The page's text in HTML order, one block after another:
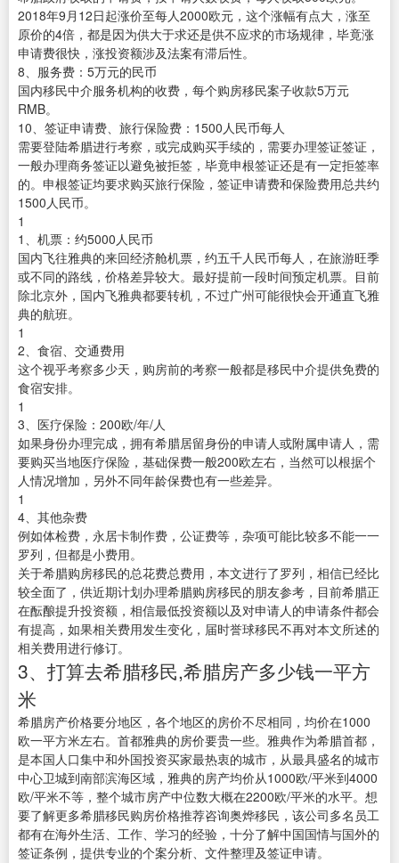
2018年9月12日起涨价至每人2000欧元，这个涨幅有点大，涨至
原价的4倍，都是因为供大于求还是供不应求的市场规律，毕竟涨
申请费很快，涨投资额涉及法案有滞后性。
8、服务费：5万元的民币
国内移民中介服务机构的收费，每个购房移民案子收款5万元
RMB。
10、签证申请费、旅行保险费：1500人民币每人
需要登陆希腊进行考察，或完成购买手续的，需要办理签证签证，
一般办理商务签证以避免被拒签，毕竟申根签证还是有一定拒签率
的。申根签证均要求购买旅行保险，签证申请费和保险费用总共约
1500人民币。
1
1、机票：约5000人民币
国内飞往雅典的来回经济舱机票，约五千人民币每人，在旅游旺季
或不同的路线，价格差异较大。最好提前一段时间预定机票。目前
除北京外，国内飞雅典都要转机，不过广州可能很快会开通直飞雅
典的航班。
1
2、食宿、交通费用
这个视乎考察多少天，购房前的考察一般都是移民中介提供免费的
食宿安排。
1
3、医疗保险：200欧/年/人
如果身份办理完成，拥有希腊居留身份的申请人或附属申请人，需
要购买当地医疗保险，基础保费一般200欧左右，当然可以根据个
人情况增加，另外不同年龄保费也有一些差异。
1
4、其他杂费
例如体检费，永居卡制作费，公证费等，杂项可能比较多不能一一
罗列，但都是小费用。
关于希腊购房移民的总花费总费用，本文进行了罗列，相信已经比
较全面了，供近期计划办理希腊购房移民的朋友参考，目前希腊正
在酝酿提升投资额，相信最低投资额以及对申请人的申请条件都会
有提高，如果相关费用发生变化，届时誉球移民不再对本文所述的
相关费用进行修订。
3、打算去希腊移民,希腊房产多少钱一平方
米
希腊房产价格要分地区，各个地区的房价不尽相同，均价在1000
欧一平方米左右。首都雅典的房价要贵一些。雅典作为希腊首都，
是本国人口集中和外国投资买家最热衷的城市，从最具盛名的城市
中心卫城到南部滨海区域，雅典的房产均价从1000欧/平米到4000
欧/平米不等，整个城市房产中位数大概在2200欧/平米的水平。想
要了解更多希腊移民购房价格推荐咨询奥烨移民，该公司多名员工
都有在海外生活、工作、学习的经验，十分了解中国国情与国外的
签证条例，提供专业的个案分析、文件整理及签证申请。